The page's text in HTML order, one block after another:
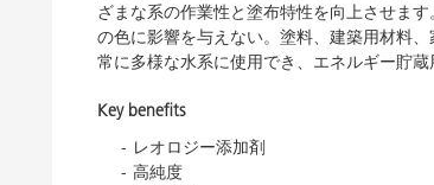
ざまな系の作業性と塗布特性を向上させま
の色に影響を与えない。塗料、建築用材料
常に多様な水系に使用でき、エネルギー貯
Key benefits
レオロジー添加剤
高純度